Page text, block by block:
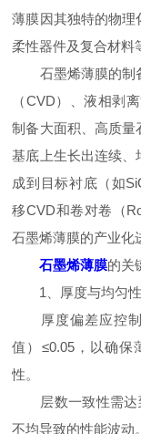
薄膜因其独特的物理
柔性器件及复合材料
石墨烯薄膜的制备
（CVD）、液相剥
制备大面积、高质量
基底上生长出连续、
成到目标衬底（如
移CVD和卷对卷（
石墨烯薄膜的产业化
石墨烯薄膜的关
1、厚度与均匀性
厚度偏差应控制
值）≤0.05，以确保
性。
层数一致性需达
不均导致的性能波动。